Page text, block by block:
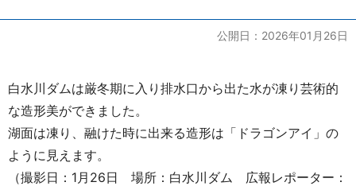
公開日：2026年01月26日
白水川ダムは厳冬期に入り排水口から出た水が凍り芸術的
な造形美ができました。
湖面は凍り、融けた時に出来る造形は「ドラゴンアイ」の
ように見えます。
（撮影日：1月26日 場所：白水川ダム 広報レポーター：